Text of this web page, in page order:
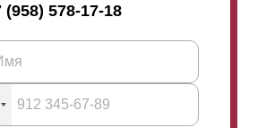
(958) 578-17-18